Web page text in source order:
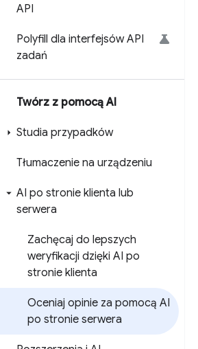
API
Polyfill dla interfejsów API
zadań
Twórz z pomocą AI
Studia przypadków
Tłumaczenie na urządzeniu
AI po stronie klienta lub
serwera
Zachęcaj do lepszych
weryfikacji dzięki AI po
stronie klienta
Oceniaj opinie za pomocą AI
po stronie serwera